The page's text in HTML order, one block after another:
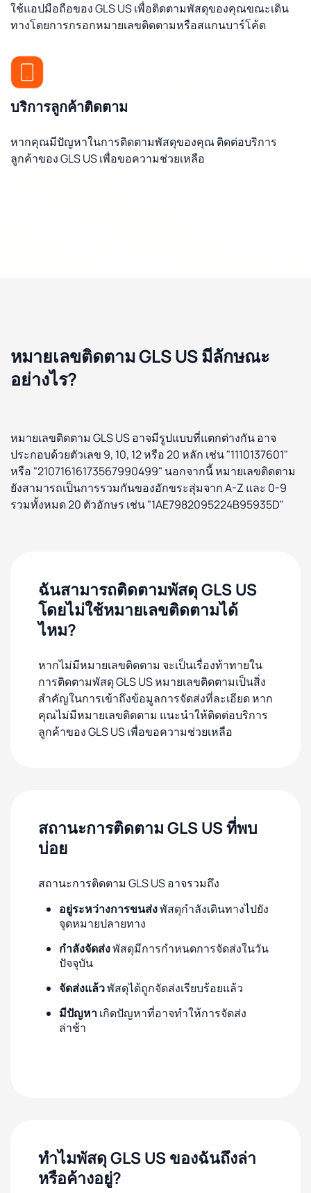
ใช้แอปมือถือของ GLS US เพื่อติดตามพัสดุของคุณขณะเดิน
ทางโดยการกรอกหมายเลขติดตามหรือสแกนบาร์โค้ด
บริการลูกค้าติดตาม
หากคุณมีปัญหาในการติดตามพัสดุของคุณ ติดต่อบริการ
ลูกค้าของ GLS US เพื่อขอความช่วยเหลือ
หมายเลขติดตาม GLS US มีลักษณะ
อย่างไร?
หมายเลขติดตาม GLS US อาจมีรูปแบบที่แตกต่างกัน อาจ
ประกอบด้วยตัวเลข 9, 10, 12 หรือ 20 หลัก เช่น "1110137601"
หรือ "21071616173567990499" นอกจากนี้ หมายเลขติดตาม
ยังสามารถเป็นการรวมกันของอักขระสุ่มจาก A-Z และ 0-9
รวมทั้งหมด 20 ตัวอักษร เช่น "1AE7982095224B95935D"
ฉันสามารถติดตามพัสดุ GLS US
โดยไม่ใช้หมายเลขติดตามได้
ไหม?
หากไม่มีหมายเลขติดตาม จะเป็นเรื่องท้าทายใน
การติดตามพัสดุ GLS US หมายเลขติดตามเป็นสิ่ง
สำคัญในการเข้าถึงข้อมูลการจัดส่งที่ละเอียด หาก
คุณไม่มีหมายเลขติดตาม แนะนำให้ติดต่อบริการ
ลูกค้าของ GLS US เพื่อขอความช่วยเหลือ
สถานะการติดตาม GLS US ที่พบ
บ่อย
สถานะการติดตาม GLS US อาจรวมถึง
อยู่ระหว่างการขนส่งพัสดุกำลังเดินทางไปยัง
จุดหมายปลายทาง
กำลังจัดส่งพัสดุมีการกำหนดการจัดส่งในวัน
ปัจจุบัน
จัดส่งแล้วพัสดุได้ถูกจัดส่งเรียบร้อยแล้ว
มีปัญหาเกิดปัญหาที่อาจทำให้การจัดส่ง
ล่าช้า
ทำไมพัสดุ GLS US ของฉันถึงล่า
หรือค้างอยู่?